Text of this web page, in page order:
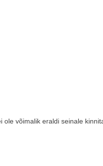
võimalik eraldi seinale